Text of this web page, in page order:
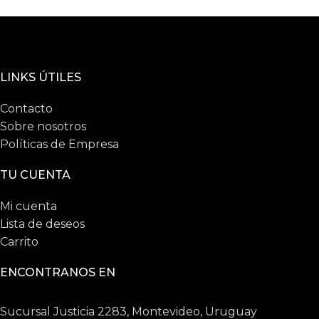
LINKS ÚTILES
Contacto
Sobre nosotros
Políticas de Empresa
TU CUENTA
Mi cuenta
Lista de deseos
Carrito
ENCONTRANOS EN
Sucursal Justicia 2283, Montevideo, Uruguay